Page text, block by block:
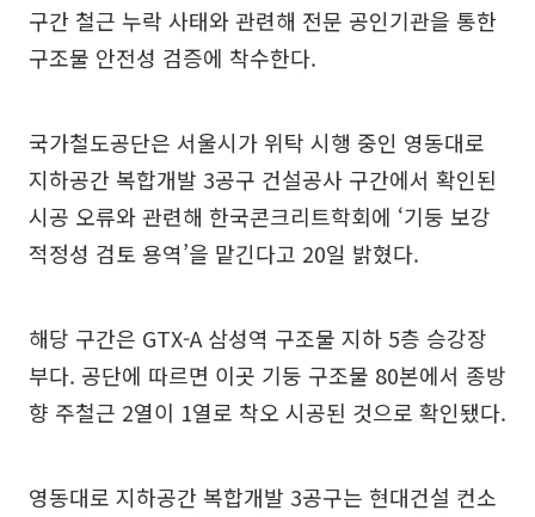
구간 철근 누락 사태와 관련해 전문 공인기관을 통한
구조물 안전성 검증에 착수한다.
국가철도공단은 서울시가 위탁 시행 중인 영동대로
지하공간 복합개발 3공구 건설공사 구간에서 확인된
시공 오류와 관련해 한국콘크리트학회에 ‘기둥 보강
적정성 검토 용역’을 맡긴다고 20일 밝혔다.
해당 구간은 GTX-A 삼성역 구조물 지하 5층 승강장
부다. 공단에 따르면 이곳 기둥 구조물 80본에서 종방
향 주철근 2열이 1열로 착오 시공된 것으로 확인됐다.
영동대로 지하공간 복합개발 3공구는 현대건설 컨소